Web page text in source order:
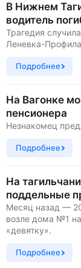
В Нижнем
водитель
Трагедия
Леневка-
Подробнее
На Вагонке
пенсионера
Незнакомец
Подробнее
На
поддельные
Месяц назад —
возле дома №1
«девятку».
Подробнее